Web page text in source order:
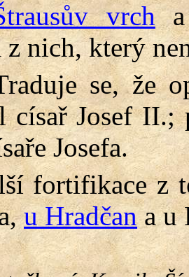
vrcha
nich, který
se, že
císař Josef II.;
Josefa.
fortifikace z
u Hradčana u